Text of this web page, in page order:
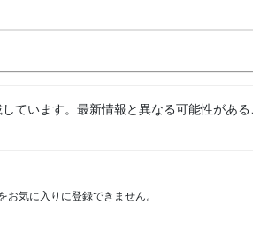
ています。最新情報と異なる可能性があ
気に入りに登録できません。